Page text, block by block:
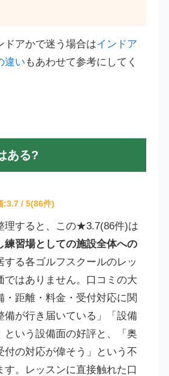
ドアかで迷う場合はインドア
違い もあわせて参考にしてく
ある?
:3.7/ 5(86件)
理すると、この★3.7(86件)は
練習場としての施設全体への
する各ゴルフスクールのレッ
ではありません。口コミの大
・距離・料金・受付対応に関
備が行き届いている」「設備
という設備面の好評と、「奥
付の対応が偉そう」という不
す。レッスンに直接触れた口